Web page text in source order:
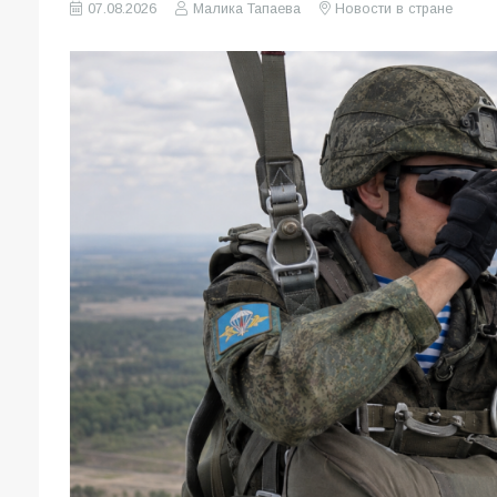
07.08.2026 Малика Тапаева Новости в стране